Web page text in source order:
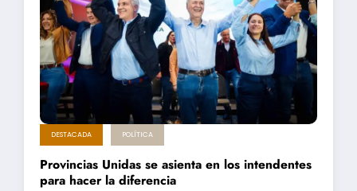
DESTACADA POLÍTICA
Provincias Unidas se asienta en los intendentes
para hacer la diferencia